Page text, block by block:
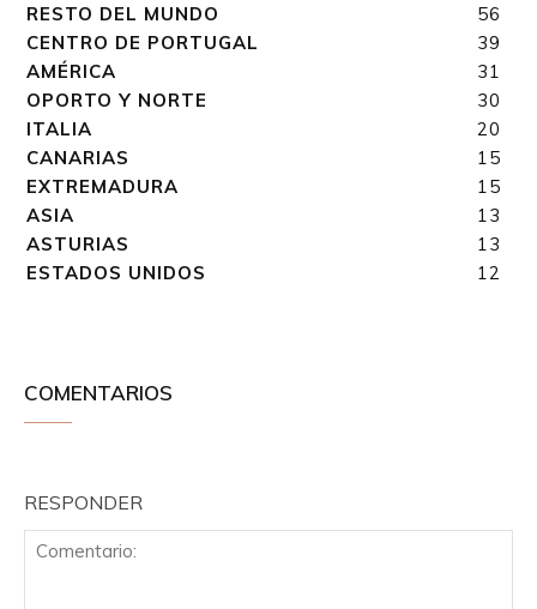
RESTO DEL MUNDO
56
CENTRO DE PORTUGAL
39
AMÉRICA
31
OPORTO Y NORTE
30
ITALIA
20
CANARIAS
15
EXTREMADURA
15
ASIA
13
ASTURIAS
13
ESTADOS UNIDOS
12
COMENTARIOS
RESPONDER